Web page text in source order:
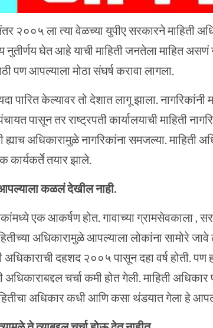
२००५ ला त्या वेळच्या युपीए सरकारने माहिती
घेत आहे याची माहिती जनतेला माहित
पण आपल्याला मोठा संघर्ष करावा लागला.
पारित केल्यावर तो देशात लागू झाला. नागरिकांनी
पासून तर राष्ट्रपती कार्यालयाची माहिती
ह्याच अधिकारामुळे नागरिकांना समजल्या. माहिती
कार्यकर्ते तयार झाले.
कळलं देखील नाही.
एक आकर्षण होत. गावाच्या ग्रामसेवकाला ,
अधिकारामुळे आपल्याला लोकांना सामोरे
अधिकाराची दहशद २००५ पासून दहा वर्ष होती. पण
चर्चा कमी होत गेली. माहिती अधिकार
अधिकार कधी आणि कसा थंडयात गेला हे